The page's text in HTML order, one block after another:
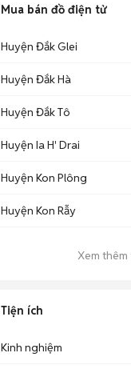
Mua bán đồ điện tử
Huyện Đắk Glei
Huyện Đắk Hà
Huyện Đắk Tô
Huyện Ia H' Drai
Huyện Kon Plông
Huyện Kon Rẫy
Xem thêm
Tiện ích
Kinh nghiệm